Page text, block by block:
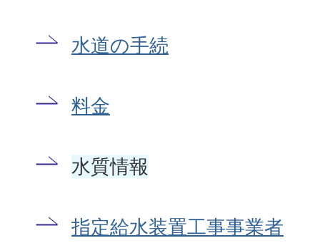
水道の手続
料金
水質情報
指定給水装置工事事業者